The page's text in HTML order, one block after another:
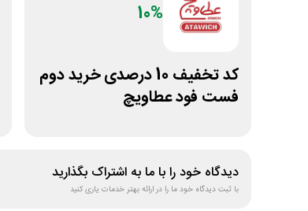
10%
کد تخفیف 10 درصدی خرید دوم
فست فود عطاویچ
دیدگاه خود را با ما به اشتراک بگذارید
با ثبت دیدگاه خود ما را در ارائه بهتر خدمات یاری کنید